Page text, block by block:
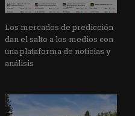
Los mercados de predicción
dan el salto a los medios con
una plataforma de noticias y
análisis